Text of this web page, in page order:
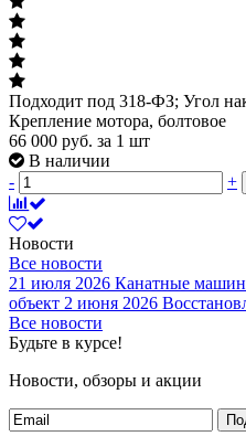
Подходит под 318-ФЗ; Угол
Крепление мотора, болтовое
66 000 руб. за 1 шт
В наличии
-
+
Новости
Все новости
21 июля 2026 Канатные
объект 2 июня 2026
Все новости
Будьте в курсе!
Новости, обзоры и акции